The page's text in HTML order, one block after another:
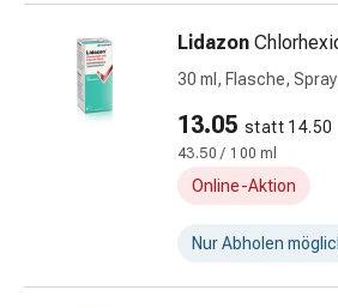
Zubehör
Schlauchverbände
Verbandsmaterialien
Lidazon
30 ml, Flasche,
13.05 statt 14.50
43.50 / 100 ml
Online-Aktion
Nur Abholen